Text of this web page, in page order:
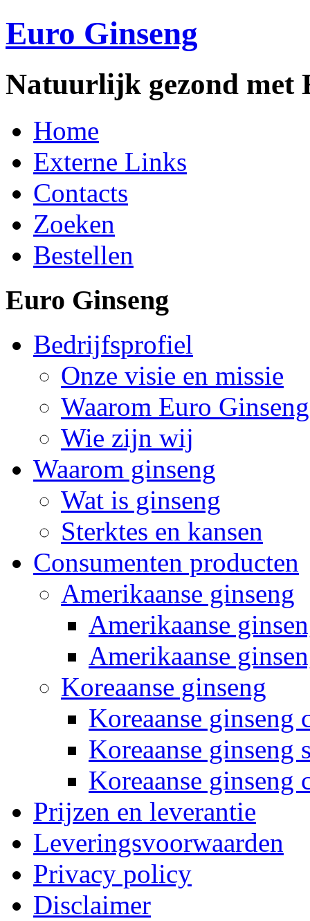
Euro Ginseng
Natuurlijk gezond met
Home
Externe Links
Contacts
Zoeken
Bestellen
Euro Ginseng
Bedrijfsprofiel
Onze visie en missie
Waarom Euro
Wie zijn wij
Waarom ginseng
Wat is ginseng
Sterktes en kansen
Consumenten producten
Amerikaanse ginseng
Amerikaanse
Amerikaanse
Koreaanse ginseng
Koreaanse ginseng
Koreaanse ginseng
Koreaanse ginseng
Prijzen en leverantie
Leveringsvoorwaarden
Privacy policy
Disclaimer